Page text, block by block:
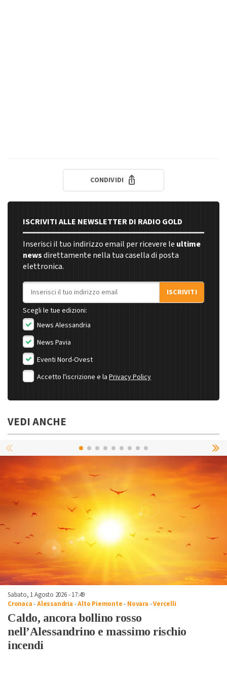
CONDIVIDI
ISCRIVITI ALLE NEWSLETTER DI RADIO GOLD
Inserisci il tuo indirizzo email per ricevere le ultime
newsdirettamente nella tua casella di posta
elettronica.
Indirizzo email
ISCRIVITI
Scegli le tue edizioni:
News Alessandria
News Pavia
Eventi Nord-Ovest
Accetto l'iscrizione e la Privacy Policy
VEDI ANCHE
Sabato, 1 Agosto 2026 - 17:49
Cronaca-Alessandria -Alto Piemonte- Novara -Vercelli
Caldo, ancora bollino rosso
nell’Alessandrino e massimo rischio
incendi